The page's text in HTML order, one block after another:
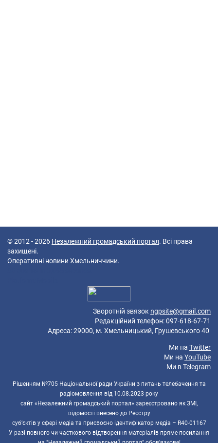
© 2012 - 2026 Незалежний громадський портал. Всі права
захищені.
Оперативні новини Хмельниччини.
Зворотній звязок ngpsite@gmail.com
Редакційний телефон: 097-618-67-71
Адреса: 29000, м. Хмельницький, Грушевського 40
Ми на Twitter
Ми на YouTube
Ми вTelegram
Рішенням №705 Національної ради України з питань телебачення та
радіомовлення від 10.08.2023 року
сайт «Незалежний громадський портал» зареєстровано як ЗМІ,
відомості внесено до Реєстру
суб’єктів у сфері медіа та присвоєно ідентифікатор медіа – R40-01167
У разі повного чи часткового відтворення матеріалів пряме посилання